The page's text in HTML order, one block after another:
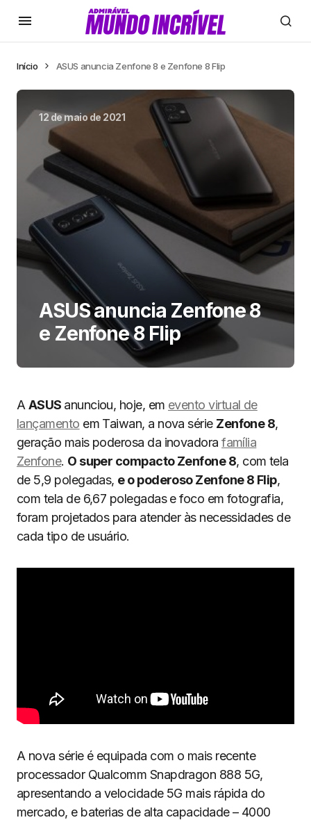
Início ASUS anuncia Zenfone 8 e Zenfone 8 Flip
12 de maio de 2021
ASUS anuncia Zenfone 8
e Zenfone 8 Flip
A ASUS anunciou, hoje, em evento virtual de
lançamento em Taiwan, a nova série Zenfone 8,
geração mais poderosa da inovadorafamília
Zenfone. O super compacto Zenfone 8, com tela
de 5,9 polegadas, e o poderoso Zenfone 8 Flip,
com tela de 6,67 polegadas e foco em fotografia,
foram projetados para atender às necessidades de
cada tipo de usuário.
A nova série é equipada com o mais recente
processador Qualcomm Snapdragon 888 5G,
apresentando a velocidade 5G mais rápida do
mercado, e baterias de alta capacidade – 4000